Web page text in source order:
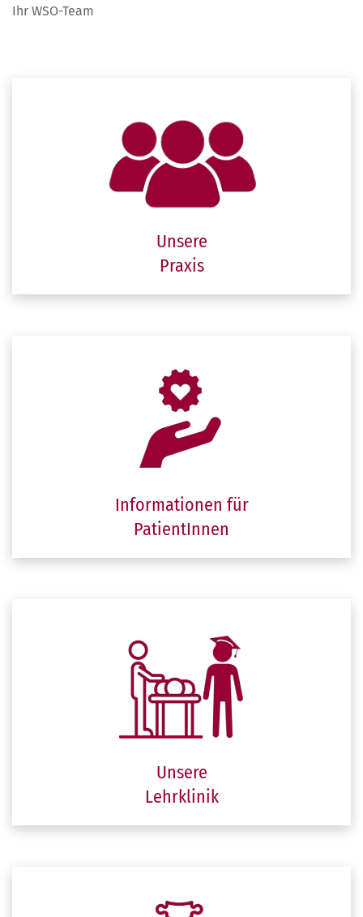
Ihr WSO-Team
Unsere
Praxis
Informationen für
PatientInnen
Unsere
Lehrklinik